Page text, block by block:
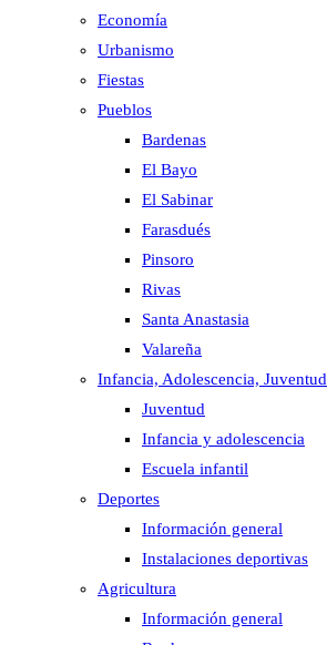
Economía
Urbanismo
Fiestas
Pueblos
Bardenas
El Bayo
El Sabinar
Farasdués
Pinsoro
Rivas
Santa Anastasia
Valareña
Infancia, Adolescencia, Juventud
Juventud
Infancia y adolescencia
Escuela infantil
Deportes
Información general
Instalaciones deportivas
Agricultura
Información general